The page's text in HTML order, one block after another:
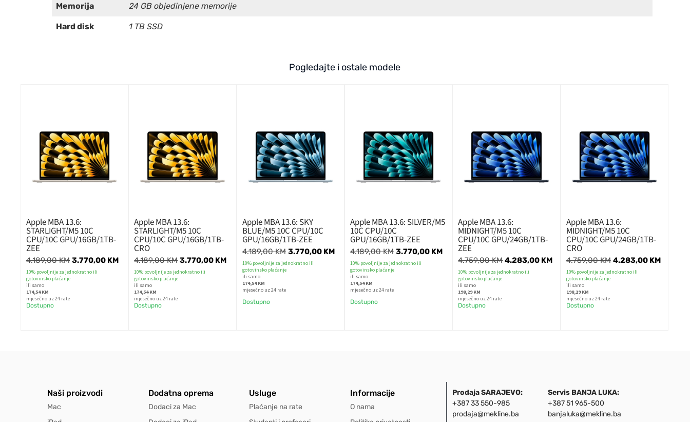
Memorija 24 GB objedinjene memorije
Hard disk 1 TB SSD
Pogledajte i ostale modele
Apple MBA 13.6:
STARLIGHT/M5 10C
CPU/10C GPU/16GB/1TB-
ZEE
4.189,00KM 3.770,00 KM
10% povoljnije za jednokratno ili
gotovinsko plaćanje
ili samo
174,54 KM
mjesečno uz 24 rate
Dostupno
Apple MBA 13.6:
STARLIGHT/M5 10C
CPU/10C GPU/16GB/1TB-
CRO
4.189,00KM 3.770,00 KM
10% povoljnije za jednokratno ili
gotovinsko plaćanje
ili samo
174,54 KM
mjesečno uz 24 rate
Dostupno
Apple MBA 13.6: SKY
BLUE/M5 10C CPU/10C
GPU/16GB/1TB-ZEE
4.189,00KM 3.770,00 KM
10% povoljnije za jednokratno ili
gotovinsko plaćanje
ili samo
174,54 KM
mjesečno uz 24 rate
Dostupno
Apple MBA 13.6: SILVER/M5
10C CPU/10C
GPU/16GB/1TB-ZEE
4.189,00KM 3.770,00 KM
10% povoljnije za jednokratno ili
gotovinsko plaćanje
ili samo
174,54 KM
mjesečno uz 24 rate
Dostupno
Apple MBA 13.6:
MIDNIGHT/M5 10C
CPU/10C GPU/24GB/1TB-
ZEE
4.759,00KM 4.283,00 KM
10% povoljnije za jednokratno ili
gotovinsko plaćanje
ili samo
198,29 KM
mjesečno uz 24 rate
Dostupno
Apple MBA 13.6:
MIDNIGHT/M5 10C
CPU/10C GPU/24GB/1TB-
CRO
4.759,00KM 4.283,00 KM
10% povoljnije za jednokratno ili
gotovinsko plaćanje
ili samo
198,29 KM
mjesečno uz 24 rate
Dostupno
Naši proizvodi
Mac
Dodatna oprema
Dodaci za Mac
Usluge
Plaćanje na rate
Informacije
O nama
Prodaja SARAJEVO:
+387 33 550-985
prodaja@mekline.ba
Servis BANJA LUKA:
+387 51 965-500
banjaluka@mekline.ba